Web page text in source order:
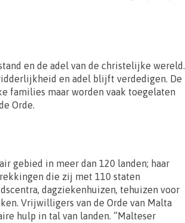
en de adel van de christelijke wereld.
en adel blijft verdedigen. De
families maar worden vaak toegelaten
Orde.
gebied in meer dan 120 landen; haar
die zij met 110 staten
dagziekenhuizen, tehuizen voor
Vrijwilligers van de Orde van Malta
hulp in tal van landen. ”Malteser